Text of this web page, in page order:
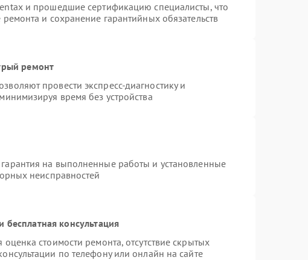
и прошедшие сертификацию специалисты, что
и сохранение гарантийных обязательств
ремонт
провести экспресс-диагностику и
время без устройства
на выполненные работы и установленные
неисправностей
консультация
стоимости ремонта, отсутствие скрытых
по телефону или онлайн на сайте